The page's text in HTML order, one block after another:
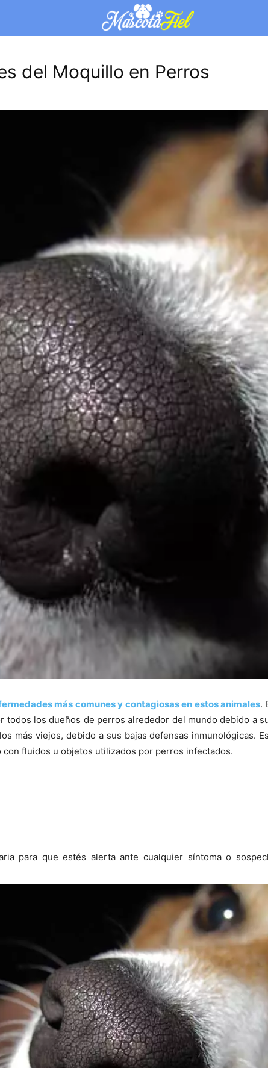
del Moquillo en Perros
más comunes y contagiosas en estos animales.
todos los dueños de perros alrededor del mundo debido a
más viejos, debido a sus bajas defensas inmunológicas.
fluidos u objetos utilizados por perros infectados.
para que estés alerta ante cualquier síntoma o